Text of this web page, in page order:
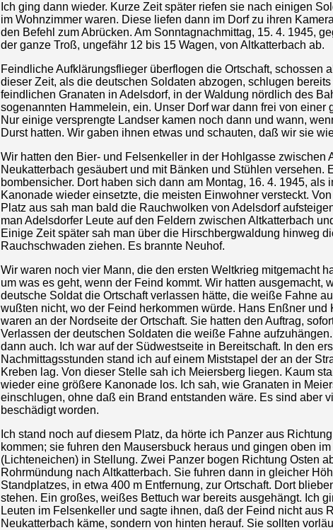
Ich ging dann wieder. Kurze Zeit später riefen sie nach einigen
im Wohnzimmer waren. Diese liefen dann im Dorf zu ihren
den Befehl zum Abrücken. Am Sonntagnachmittag, 15. 4. 1945,
der ganze Troß, ungefähr 12 bis 15 Wagen, von Altkatterbach ab.
Feindliche Aufklärungsflieger überflogen die Ortschaft, schossen
dieser Zeit, als die deutschen Soldaten abzogen, schlugen bereits
feindlichen Granaten in Adelsdorf, in der Waldung nördlich des
sogenannten Hammelein, ein. Unser Dorf war dann frei von einer
Nur einige versprengte Landser kamen noch dann und wann,
Durst hatten. Wir gaben ihnen etwas und schauten, daß wir sie
Wir hatten den Bier- und Felsenkeller in der Hohlgasse zwischen
Neukatterbach gesäubert und mit Bänken und Stühlen versehen.
bombensicher. Dort haben sich dann am Montag, 16. 4. 1945, als
Kanonade wieder einsetzte, die meisten Einwohner versteckt.
Platz aus sah man bald die Rauchwolken von Adelsdorf
man Adelsdorfer Leute auf den Feldern zwischen Altkatterbach
Einige Zeit später sah man über die Hirschbergwaldung hinweg
Rauchschwaden ziehen. Es brannte Neuhof.
Wir waren noch vier Mann, die den ersten Weltkrieg mitgemacht
um was es geht, wenn der Feind kommt. Wir hatten ausgemacht,
deutsche Soldat die Ortschaft verlassen hätte, die weiße Fahne
wußten nicht, wo der Feind herkommen würde. Hans Enßner und
waren an der Nordseite der Ortschaft. Sie hatten den Auftrag,
Verlassen der deutschen Soldaten die weiße Fahne
dann auch. Ich war auf der Südwestseite in Bereitschaft. In den
Nachmittagsstunden stand ich auf einem Miststapel der an der
Kreben lag. Von dieser Stelle sah ich Meiersberg liegen. Kaum
wieder eine größere Kanonade los. Ich sah, wie Granaten in
einschlugen, ohne daß ein Brand entstanden wäre. Es sind aber
beschädigt worden.
Ich stand noch auf diesem Platz, da hörte ich Panzer aus
kommen; sie fuhren den Mausersbuck heraus und gingen oben im
(Lichteneichen) in Stellung. Zwei Panzer bogen Richtung Osten
Rohrmündung nach Altkatterbach. Sie fuhren dann in gleicher
Standplatzes, in etwa 400 m Entfernung, zur Ortschaft. Dort
stehen. Ein großes, weißes Bettuch war bereits ausgehängt. Ich
Leuten im Felsenkeller und sagte ihnen, daß der Feind nicht aus
Neukatterbach käme, sondern von hinten herauf. Sie sollten